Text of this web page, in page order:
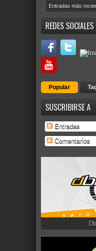
Entradas más
REDES SOCIALES
Popular
SUSCRIBIRSE A
Entradas
Comentarios